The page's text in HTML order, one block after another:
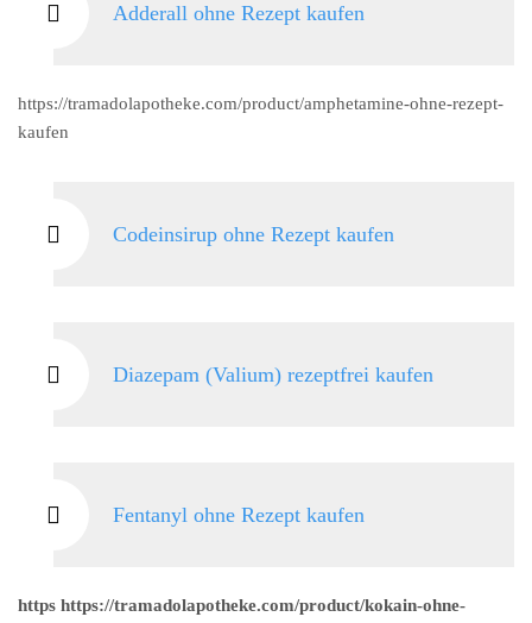
Adderall ohne Rezept kaufen
https://tramadolapotheke.com/product/amphetamine-ohne-rezept-
kaufen
Codeinsirup ohne Rezept kaufen
Diazepam (Valium) rezeptfrei kaufen
Fentanyl ohne Rezept kaufen
https https://tramadolapotheke.com/product/kokain-ohne-